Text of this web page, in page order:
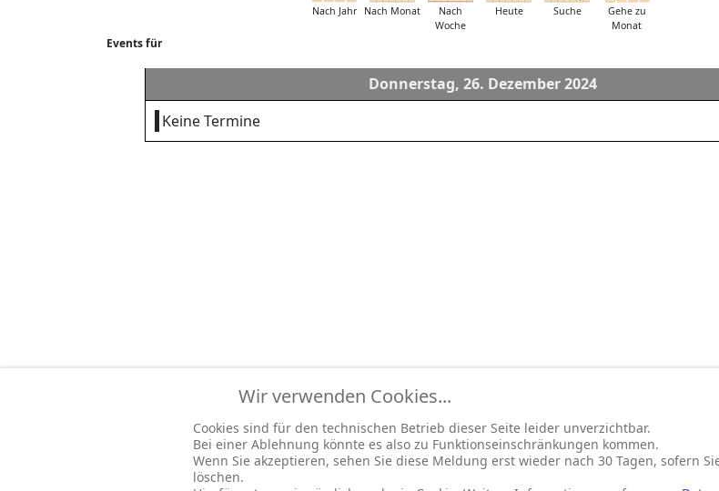
Nach Jahr Nach Monat
Nach
Woche
Heute Suche
Gehe zu
Monat
Events für
Donnerstag, 26. Dezember 2024
Keine Termine
Wir verwenden Cookies...
Cookies sind für den technischen Betrieb dieser Seite leider unverzichtbar.
Bei einer Ablehnung könnte es also zu Funktionseinschränkungen kommen.
Wenn Sie akzeptieren, sehen Sie diese Meldung erst wieder nach 30 Tagen, sofern
löschen.